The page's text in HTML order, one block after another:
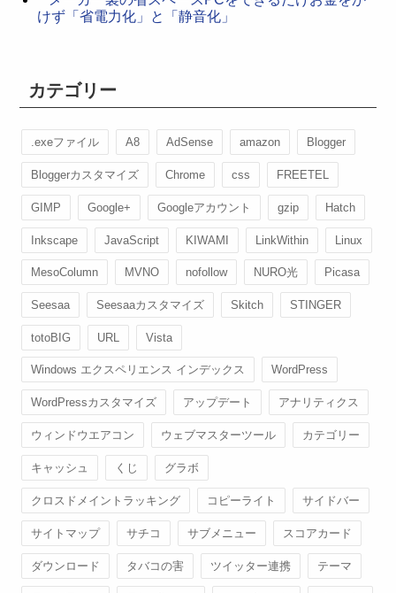
けず「省電力化」と「静音化」
カテゴリー
.exeファイル A8 AdSense amazon Blogger
Bloggerカスタマイズ Chrome css FREETEL
GIMP Google+ Googleアカウント gzip Hatch
Inkscape JavaScript KIWAMI LinkWithin Linux
MesoColumn MVNO nofollow NURO光 Picasa
Seesaa Seesaaカスタマイズ Skitch STINGER
totoBIG URL Vista
Windows エクスペリエンス インデックス WordPress
WordPressカスタマイズ アップデート アナリティクス
ウィンドウエアコン ウェブマスターツール カテゴリー
キャッシュ くじ グラボ
クロスドメイントラッキング コピーライト サイドバー
サイトマップ サチコ サブメニュー スコアカード
ダウンロード タバコの害 ツイッター連携 テーマ